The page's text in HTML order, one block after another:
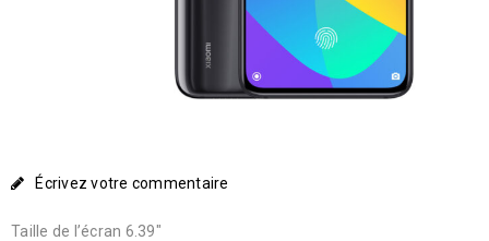
Écrivez votre commentaire
Taille de l’écran 6.39″